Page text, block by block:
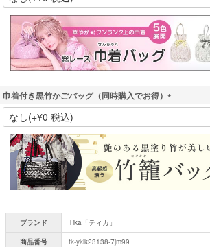
必
須
)
巾着付き黒竹かごバッグ（同時購入でお得）
(
必
)
ブランド
Tika「ティカ」
商品番号
tk-ykik23138-7jm99